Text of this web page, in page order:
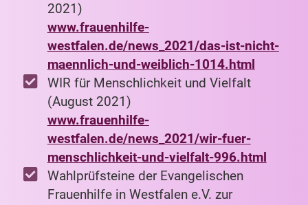
2021)
www.frauenhilfe-
westfalen.de/news_2021/das-ist-nicht-
maennlich-und-weiblich-1014.html
WIR für Menschlichkeit und Vielfalt
(August 2021)
www.frauenhilfe-
westfalen.de/news_2021/wir-fuer-
menschlichkeit-und-vielfalt-996.html
Wahlprüfsteine der Evangelischen
Frauenhilfe in Westfalen e.V. zur